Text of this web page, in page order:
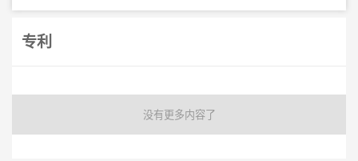
专利
没有更多内容了